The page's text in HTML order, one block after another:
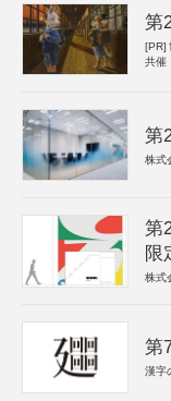
第
[PR]
共催
第
株式
第
限
株式
第
漢字